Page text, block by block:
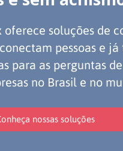
oferece soluções de
pessoas e já
para as perguntas
no Brasil e no
nossas soluções